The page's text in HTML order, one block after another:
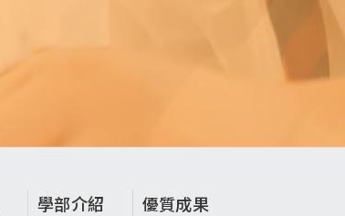
學部介紹 優質成果